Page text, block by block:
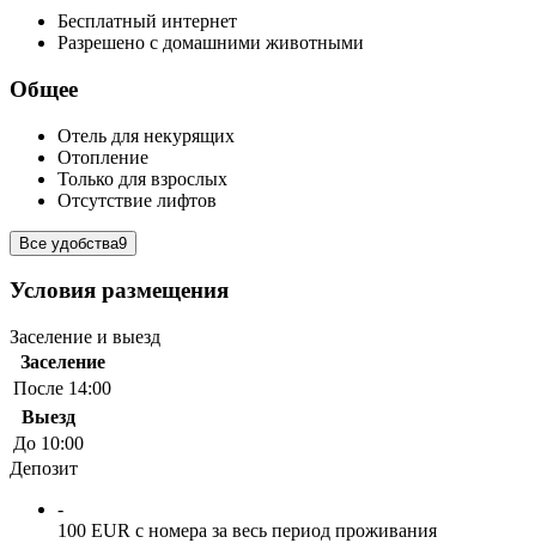
Бесплатный интернет
Разрешено с домашними животными
Общее
Отель для некурящих
Отопление
Только для взрослых
Отсутствие лифтов
Все удобства9
Условия размещения
Заселение и выезд
Заселение
После 14:00
Выезд
До 10:00
Депозит
-
100 EUR с номера за весь период проживания